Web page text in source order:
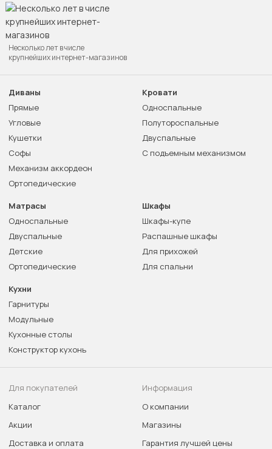
Несколько лет в числе
крупнейших интернет-магазинов
Диваны
Прямые
Угловые
Кушетки
Софы
Механизм аккордеон
Ортопедические
Кровати
Односпальные
Полутороспальные
Двуспальные
С подъемным механизмом
Матрасы
Односпальные
Двуспальные
Детские
Ортопедические
Шкафы
Шкафы-купе
Распашные шкафы
Для прихожей
Для спальни
Кухни
Гарнитуры
Модульные
Кухонные столы
Конструктор кухонь
Для покупателей
Каталог
Акции
Доставка и оплата
Информация
О компании
Магазины
Гарантия лучшей цены